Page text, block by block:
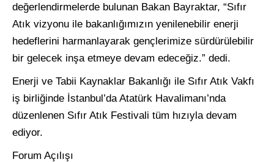
değerlendirmelerde bulunan Bakan Bayraktar, “Sıfır
Atık vizyonu ile bakanlığımızın yenilenebilir enerji
hedeflerini harmanlayarak gençlerimize sürdürülebilir
bir gelecek inşa etmeye devam edeceğiz.” dedi.
Enerji ve Tabii Kaynaklar Bakanlığı ile Sıfır Atık Vakfı
iş birliğinde İstanbul’da Atatürk Havalimanı’nda
düzenlenen Sıfır Atık Festivali tüm hızıyla devam
ediyor.
Forum Açılışı